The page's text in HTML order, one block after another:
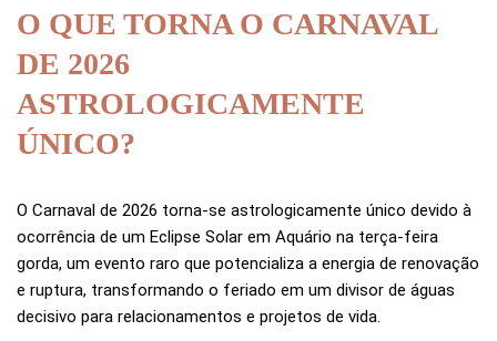
O QUE TORNA O CARNAVAL
DE 2026
ASTROLOGICAMENTE
ÚNICO?
O Carnaval de 2026 torna-se astrologicamente único devido à
ocorrência de um Eclipse Solar em Aquário na terça-feira
gorda, um evento raro que potencializa a energia de renovação
e ruptura, transformando o feriado em um divisor de águas
decisivo para relacionamentos e projetos de vida.